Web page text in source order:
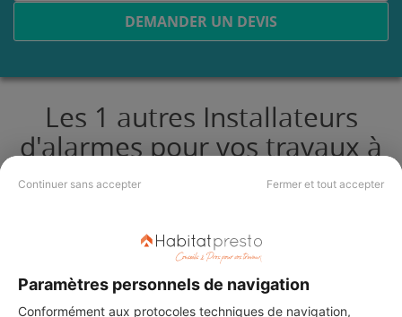
Continuer sans accepter Fermer et tout accepter
Paramètres personnels de navigation
Conformément aux protocoles techniques de navigation,
DEMANDER UN DEVIS
Les 1 autres Installateurs
d'alarmes pour vos travaux à
Sainte-Juliette-sur-Viaur
L.H menuiserie